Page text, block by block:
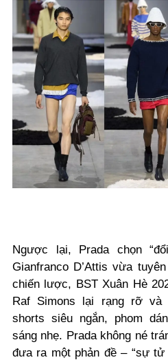
Ngược lại, Prada chọn
Gianfranco D’Attis vừa
chiến lược, BST Xuân Hè
Raf Simons lại rạng rỡ và
shorts siêu ngắn, phom
sáng nhẹ. Prada không né
đưa ra một phản đề – “sự tử